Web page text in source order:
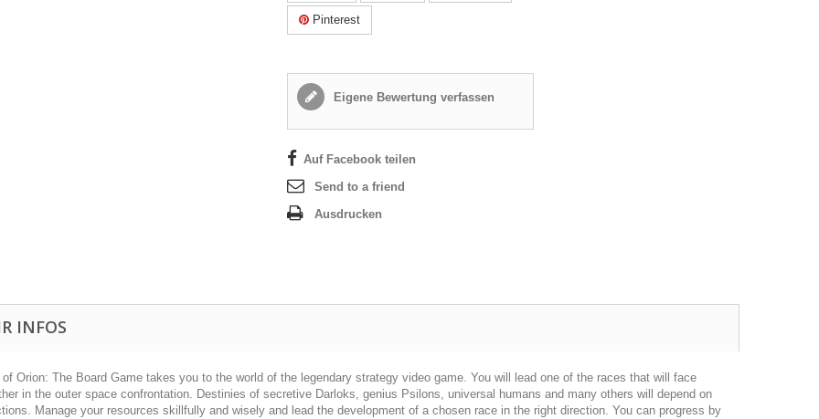
Pinterest
Eigene Bewertung verfassen
Auf Facebook teilen
Send to a friend
Ausdrucken
INFOS
Orion: The Board Game takes you to the world of the legendary strategy video game. You will lead one of the races that will face
in the outer space confrontation. Destinies of secretive Darloks, genius Psilons, universal humans and many others will depend on
Manage your resources skillfully and wisely and lead the development of a chosen race in the right direction. You can progress by